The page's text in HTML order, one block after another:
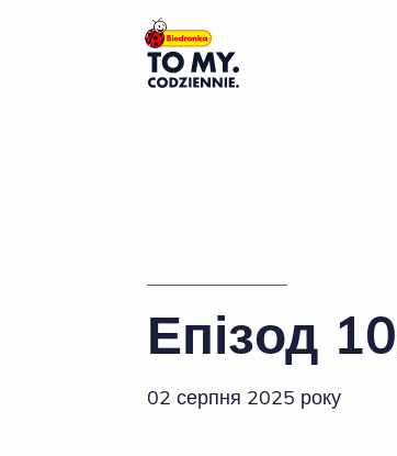
Головний логотип
Епізод
02 серпня 2025 року